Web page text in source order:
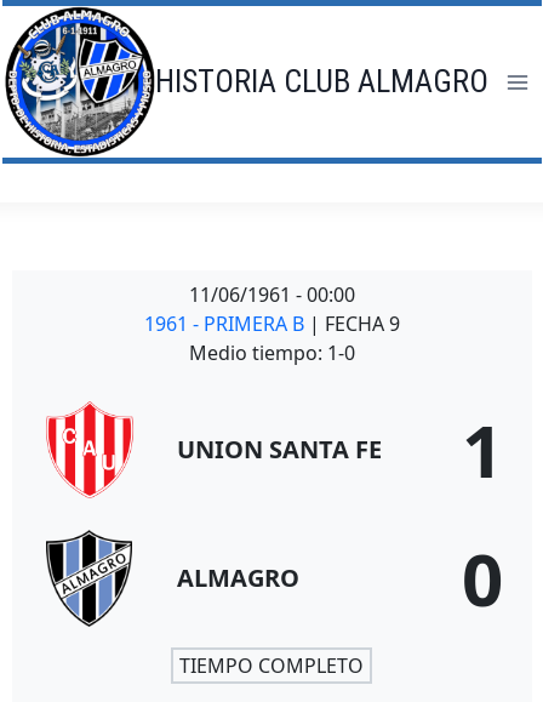
Saltar
al
contenido
HISTORIA CLUB ALMAGRO
11/06/1961 - 00:00
1961 - PRIMERA B | FECHA 9
Medio tiempo: 1-0
UNION SANTA FE 1
ALMAGRO 0
TIEMPO COMPLETO